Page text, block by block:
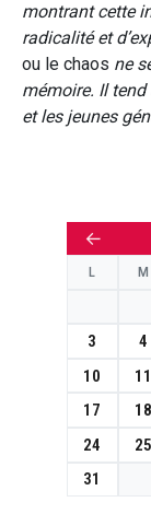
montrant cette
radicalité et
ou le chaos ne
mémoire. Il
et les jeunes
←
L M
3
4
10
11
17
18
24
25
31